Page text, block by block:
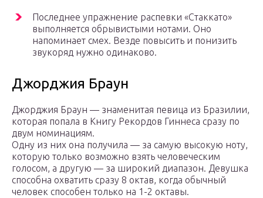
Последнее упражнение распевки «Стаккато»
выполняется обрывистыми нотами. Оно
напоминает смех. Везде повысить и понизить
звукоряд нужно одинаково.
Джорджия Браун
Джорджия Браун — знаменитая певица из Бразилии,
которая попала в Книгу Рекордов Гиннеса сразу по
двум номинациям.
Одну из них она получила — за самую высокую ноту,
которую только возможно взять человеческим
голосом, а другую — за широкий диапазон. Девушка
способна охватить сразу 8 октав, когда обычный
человек способен только на 1-2 октавы.